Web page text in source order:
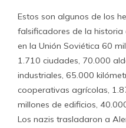
Estos son algunos de los
falsificadores de la
en la Unión Soviética 60
1.710 ciudades, 70.000
industriales, 65.000
cooperativas agrícolas,
millones de edificios,
Los nazis trasladaron a